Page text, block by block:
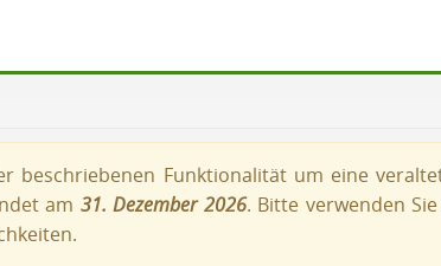
beschriebenen Funktionalität um eine
am 31. Dezember 2026. Bitte verwenden